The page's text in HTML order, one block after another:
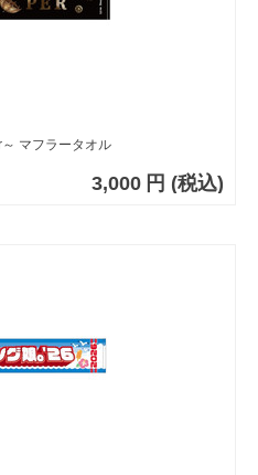
マフラータオル
3,000 円 (税込)